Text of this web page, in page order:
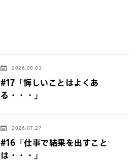
2026.08.03
#17「悔しいことはよくあ
る・・・」
2026.07.27
#16「仕事で結果を出すこと
は・・・」